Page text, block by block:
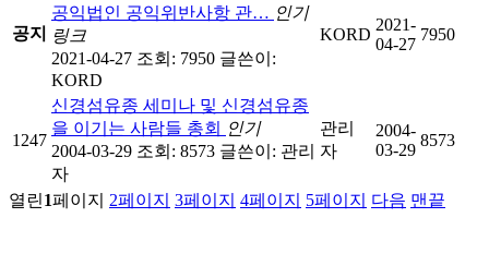
공지
공익법인 공익위반사항 관… 인기
링크
2021-04-27 조회: 7950 글쓴이:
KORD
KORD
2021-
04-27
7950
1247
신경섬유종 세미나 및 신경섬유종
을 이기는 사람들 총회
인기
2004-03-29 조회: 8573 글쓴이: 관리
자
관리
자
2004-
03-29
8573
열린1페이지 2페이지 3페이지 4페이지 5페이지 다음 맨끝